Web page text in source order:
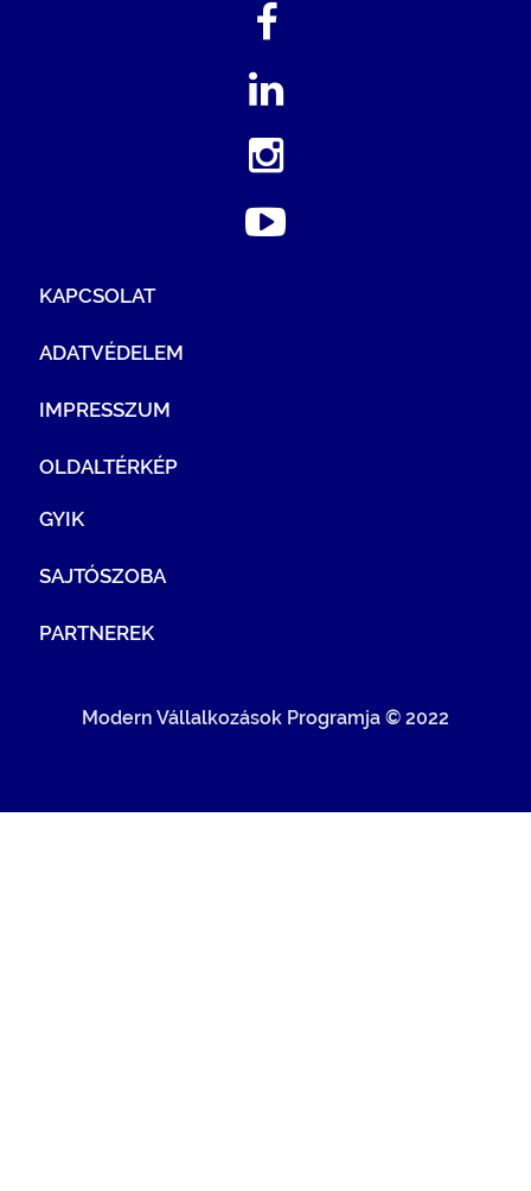
KAPCSOLAT
ADATVÉDELEM
IMPRESSZUM
OLDALTÉRKÉP
GYIK
SAJTÓSZOBA
PARTNEREK
Modern Vállalkozások Programja © 2022